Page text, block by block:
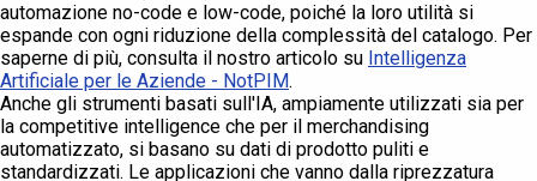
automazione no-code e low-code, poiché la loro utilità si
espande con ogni riduzione della complessità del catalogo. Per
saperne di più, consulta il nostro articolo su Intelligenza
Artificiale per le Aziende - NotPIM.
Anche gli strumenti basati sull'IA, ampiamente utilizzati sia per
la competitive intelligence che per il merchandising
automatizzato, si basano su dati di prodotto puliti e
standardizzati. Le applicazioni che vanno dalla riprezzatura